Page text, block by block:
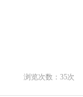
浏览次数： 35次